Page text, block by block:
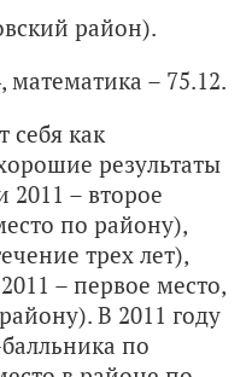
район).
математика – 75.12.
себя как
результаты
2011 – второе
по району),
трех лет),
– первое место,
В 2011 году
по